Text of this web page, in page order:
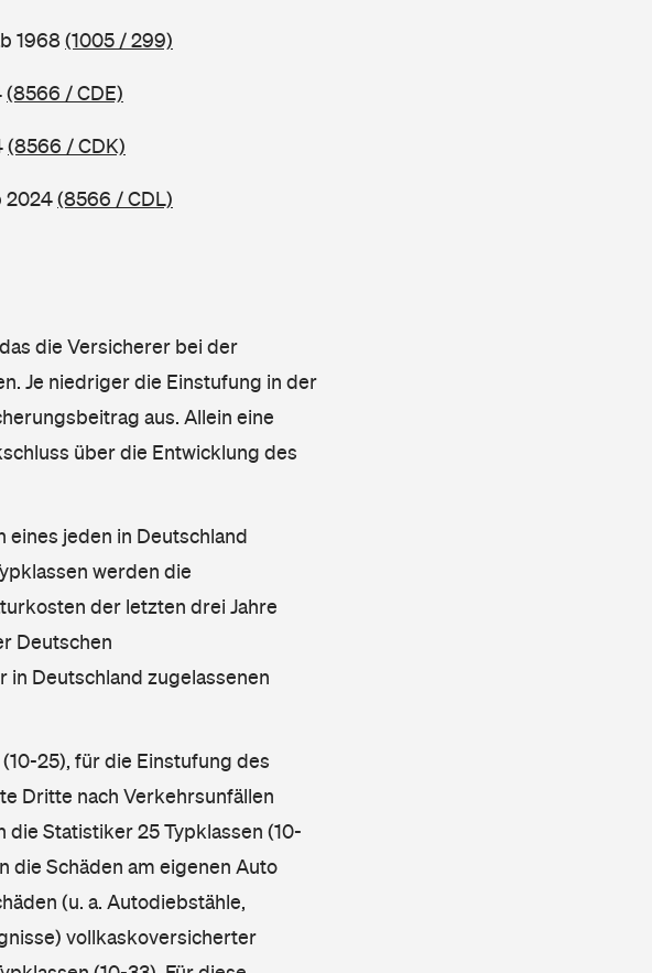
1968(1005 / 299)
(8566 / CDE)
(8566 / CDK)
2024(8566 / CDL)
die Versicherer bei der
Je niedriger die Einstufung in der
aus. Allein eine
über die Entwicklung des
eines jeden in Deutschland
werden die
der letzten drei Jahre
Deutschen
in Deutschland zugelassenen
25), für die Einstufung des
Dritte nach Verkehrsunfällen
Statistiker 25 Typklassen (10-
die Schäden am eigenen Auto
(u. a. Autodiebstähle,
vollkaskoversicherter